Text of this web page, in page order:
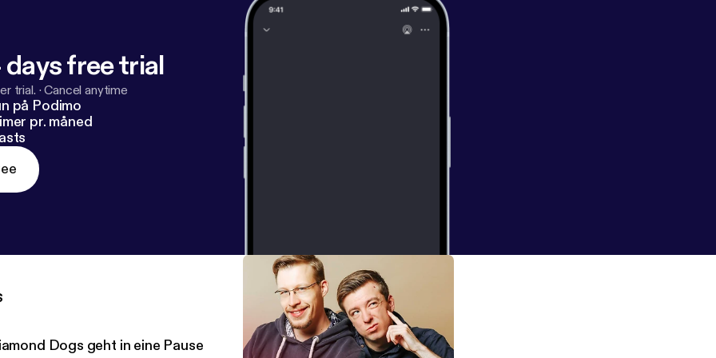
] › Spotify [
http
show/38cKH92qsOBGhtZ7jFaK1A?si=a86501c74ad1444b
www.youtube.com/playlist?list=PLmhns62O0tTjljDRGbUNI2nNEiuB
free trial
trial. ·Cancel anytime
på Podimo
pr. måned
Dogs geht in eine Pause